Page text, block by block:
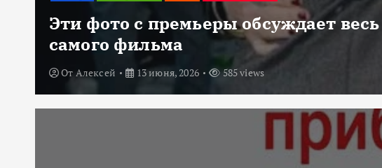
Эти фото с премьеры обсуждает
самого фильма
От Алексей 13 июня, 2026 585 views